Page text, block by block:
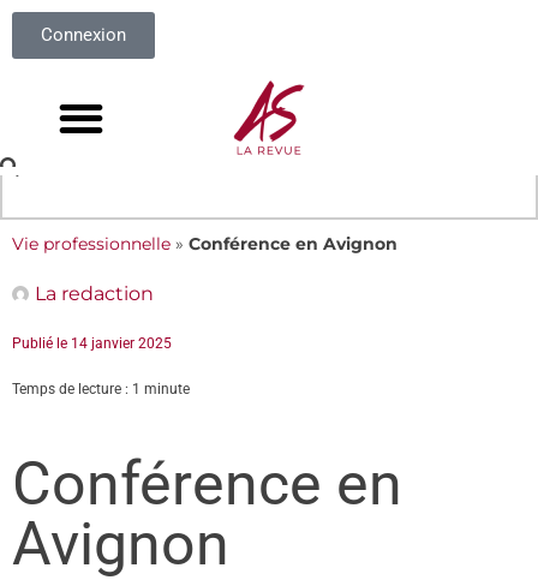
Connexion
Vie professionnelle » Conférence en Avignon
La redaction
Publié le 14 janvier 2025
Temps de lecture : 1 minute
Conférence en
Avignon